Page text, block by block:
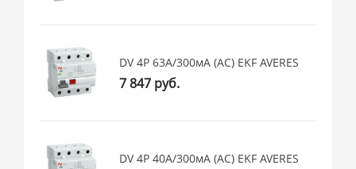
DV 4P 63А/300мА (AC) EKF AVERES
7 847 руб.
DV 4P 40А/300мА (AC) EKF AVERES